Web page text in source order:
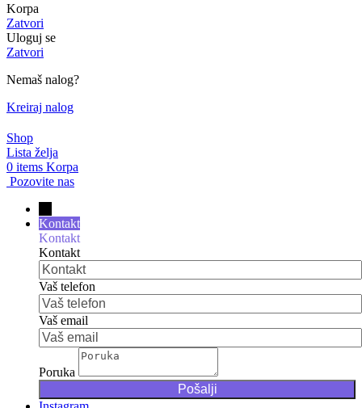
Korpa
Zatvori
Uloguj se
Zatvori
Nemaš nalog?
Kreiraj nalog
Shop
Lista želja
0 items Korpa
Pozovite nas
Kontakt
Kontakt
Kontakt
Vaš telefon
Vaš email
Poruka